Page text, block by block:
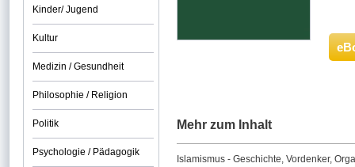
Mehr zum Inhalt
Islamismus - Geschichte, Vordenker,
Kinder/ Jugend
Kultur
Medizin / Gesundheit
Philosophie / Religion
Politik
Psychologie / Pädagogik